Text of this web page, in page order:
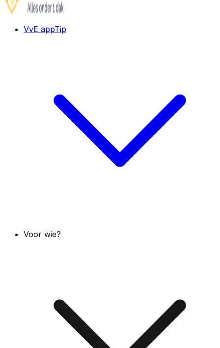
VvE appTip
Voor wie?